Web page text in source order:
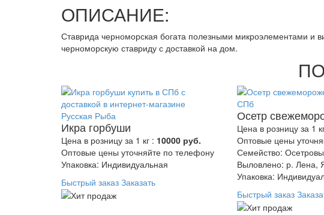
ОПИСАНИЕ:
Ставрида черноморская богата полезными микроэлементами и
черноморскую ставриду с доставкой на дом.
Икра горбуши
Цена в розницу за 1 кг : 10000 руб.
Оптовые цены уточняйте по телефону
Упаковка: Индивидуальная
Быстрый заказ Заказать
Осетр
Цена в розницу за 1
Оптовые цены
Семейство:
Выловлено: р. Лена,
Упаковка:
Быстрый заказ